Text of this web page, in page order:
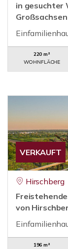
in gesuchter
Großsachsen
220 m²
WOHNFLÄCHE
VERKAUFT
Hirschberg
von
196 m²